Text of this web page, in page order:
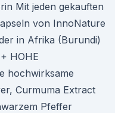
Mit jeden gekauften
von InnoNature
in Afrika (Burundi)
HOHE
hochwirksame
Curmuma Extract
Pfeffer